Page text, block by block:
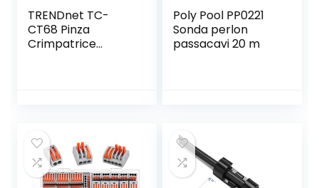
TRENDnet TC-
CT68 Pinza
Crimpatrice
Poly Pool PP0221
Sonda perlon
passacavi 20 m